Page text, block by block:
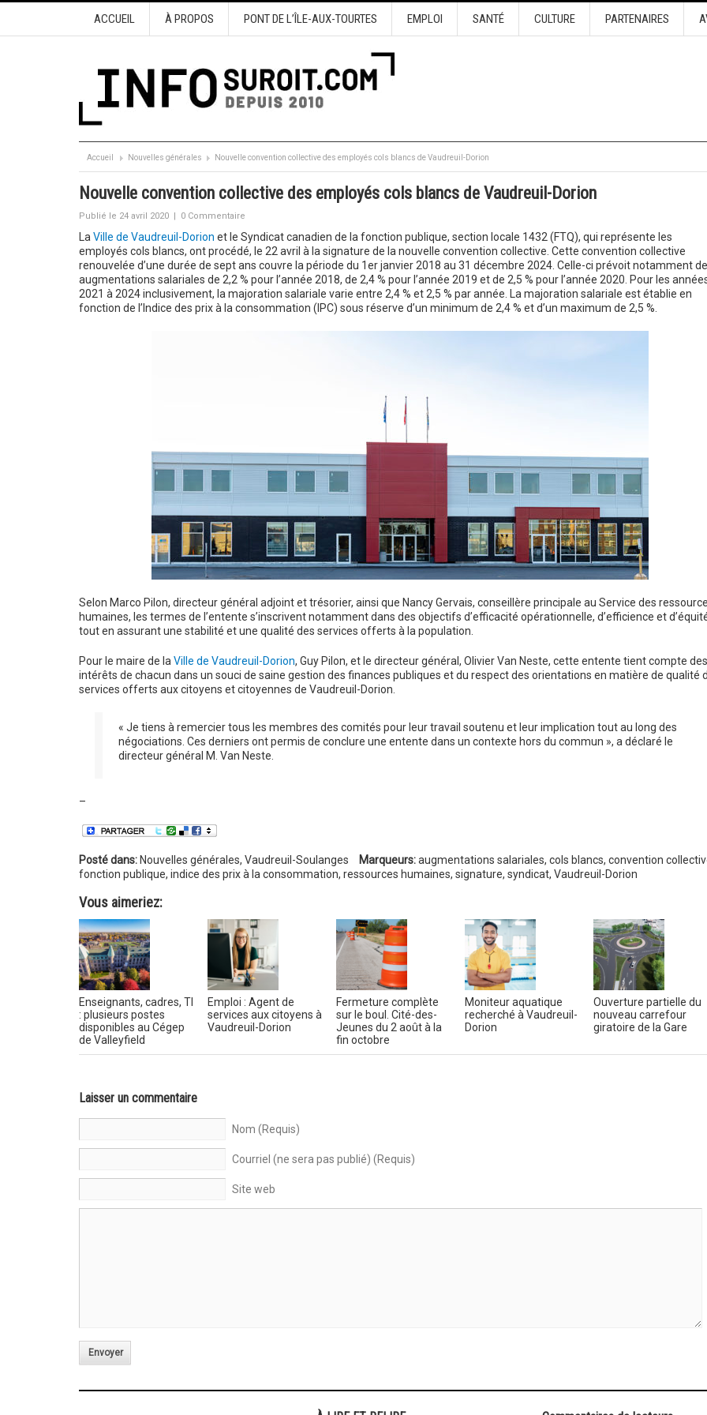
ACCUEIL À PROPOS PONT DE L’ÎLE-AUX-TOURTES EMPLOI SANTÉ CULTURE PARTENAIRES
Accueil Nouvelles générales Nouvelle convention collective des employés cols blancs de Vaudreuil-Dorion
Nouvelle convention collective des employés cols blancs de Vaudreuil-Dorion
Publié le 24 avril 2020 | 0 Commentaire
La Ville de Vaudreuil-Dorion et le Syndicat canadien de la fonction publique, section locale 1432 (FTQ), qui représente les
employés cols blancs, ont procédé, le 22 avril à la signature de la nouvelle convention collective. Cette convention collective
renouvelée d’une durée de sept ans couvre la période du 1er janvier 2018 au 31 décembre 2024. Celle-ci prévoit notamment
augmentations salariales de 2,2 % pour l’année 2018, de 2,4 % pour l’année 2019 et de 2,5 % pour l’année 2020. Pour les
2021 à 2024 inclusivement, la majoration salariale varie entre 2,4 % et 2,5 % par année. La majoration salariale est établie en
fonction de l’Indice des prix à la consommation (IPC) sous réserve d’un minimum de 2,4 % et d’un maximum de 2,5 %.
Selon Marco Pilon, directeur général adjoint et trésorier, ainsi que Nancy Gervais, conseillère principale au Service des
humaines, les termes de l’entente s’inscrivent notamment dans des objectifs d’efficacité opérationnelle, d’efficience et
tout en assurant une stabilité et une qualité des services offerts à la population.
Pour le maire de la Ville de Vaudreuil-Dorion, Guy Pilon, et le directeur général, Olivier Van Neste, cette entente tient compte des
intérêts de chacun dans un souci de saine gestion des finances publiques et du respect des orientations en matière de qualité
services offerts aux citoyens et citoyennes de Vaudreuil-Dorion.
« Je tiens à remercier tous les membres des comités pour leur travail soutenu et leur implication tout au long des
négociations. Ces derniers ont permis de conclure une entente dans un contexte hors du commun », a déclaré le
directeur général M. Van Neste.
–
Posté dans: Nouvelles générales, Vaudreuil-Soulanges Marqueurs: augmentations salariales, cols blancs, convention
fonction publique, indice des prix à la consommation, ressources humaines, signature, syndicat, Vaudreuil-Dorion
Vous aimeriez:
Enseignants, cadres, TI
: plusieurs postes
disponibles au Cégep
de Valleyfield
Emploi : Agent de
services aux citoyens à
Vaudreuil-Dorion
Fermeture complète
sur le boul. Cité-des-
Jeunes du 2 août à la
fin octobre
Moniteur aquatique
recherché à Vaudreuil-
Dorion
Ouverture partielle du
nouveau carrefour
giratoire de la Gare
Laisser un commentaire
Nom (Requis)
Courriel (ne sera pas publié) (Requis)
Site web
Envoyer